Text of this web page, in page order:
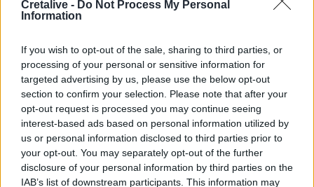
Cretalive - Do Not Process My Personal
Information
If you wish to opt-out of the sale, sharing to third parties, or
processing of your personal or sensitive information for
targeted advertising by us, please use the below opt-out
section to confirm your selection. Please note that after your
opt-out request is processed you may continue seeing
interest-based ads based on personal information utilized by
us or personal information disclosed to third parties prior to
your opt-out. You may separately opt-out of the further
disclosure of your personal information by third parties on the
IAB’s list of downstream participants. This information may
λύκων
Χανιά: Τραγούδια που κουβαλούν ιστορίες και
αναμνήσεις στο Αρχαιολογικό Μουσείο
20:49
Στην Κρήτη ο υπ. Υποδομών Χρίστος Δήμας: «Προχωρούν
τα έργα σε όλο το μήκος του ΒΟΑΚ»
20:42
Νορβηγία: Μυστηριώδεις θάνατοι ταράνδων δημιουργούν